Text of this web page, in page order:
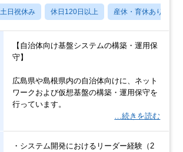
土日祝休み 休日120日以上 産休・育休あり
【自治体向け基盤システムの構築・運用保
守】
広島県や島根県内の自治体向けに、ネット
ワークおよび仮想基盤の構築・運用保守を
行っています。
…続きを読む
・システム開発におけるリーダー経験（2